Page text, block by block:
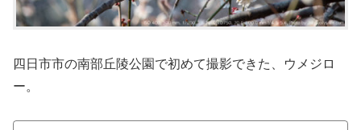
四日市市の南部丘陵公園で初めて撮影できた、ウメジロ
ー。